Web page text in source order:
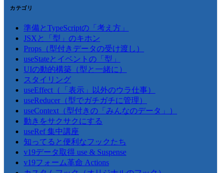
カテゴリ
準備とTypeScriptの「考え方」
JSXと「型」のキホン
Props（型付きデータの受け渡し）
useStateとイベントの「型」
UIの動的構築（型と一緒に）
スタイリング
useEffect（「表示」以外のウラ仕事）
useReducer（型でガチガチに管理）
useContext（型付きの「みんなのデータ」）
動きをサクサクにする
useRef 集中講座
知ってると便利なフックたち
v19データ取得 use & Suspense
v19フォーム革命 Actions